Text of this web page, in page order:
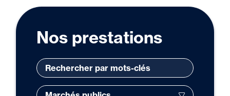
Nos prestations